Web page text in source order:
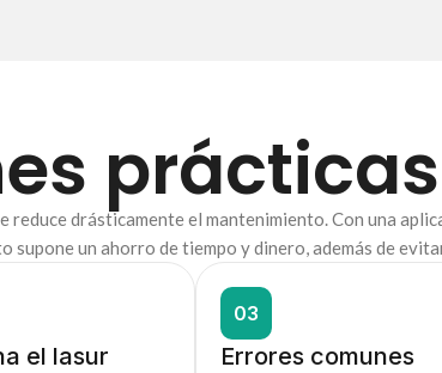
drásticamente el mantenimiento. Con una
supone un ahorro de tiempo y dinero, además de
el lasur
03
Errores comunes